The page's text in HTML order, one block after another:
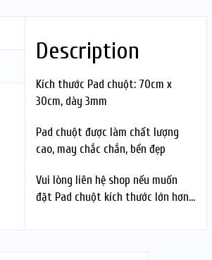
Description
Kích thước Pad chuột: 70cm x
30cm, dày 3mm
Pad chuột được làm chất lượng
cao, may chắc chắn, bền đẹp
Vui lòng liên hệ shop nếu muốn
đặt Pad chuột kích thước lớn hơn…